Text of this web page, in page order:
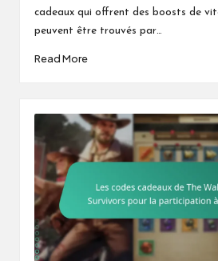
cadeaux qui offrent des boosts de
peuvent être trouvés par…
Read More